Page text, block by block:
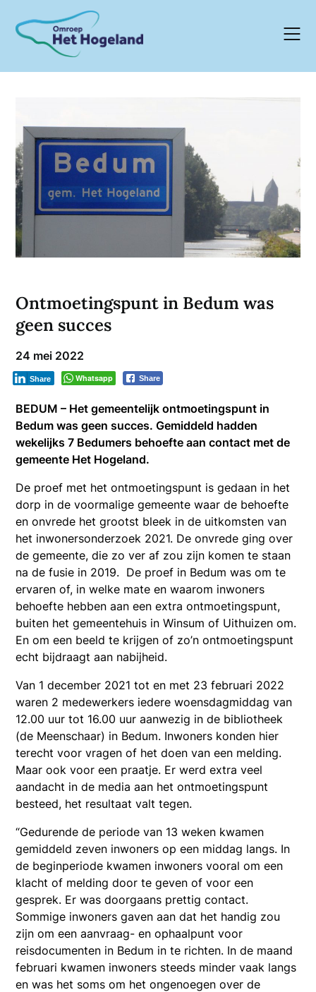
content
Ontmoetingspunt in Bedum was
geen succes
24 mei 2022
Whatsapp Share
Share
BEDUM – Het gemeentelijk ontmoetingspunt in
Bedum was geen succes. Gemiddeld hadden
wekelijks 7 Bedumers behoefte aan contact met de
gemeente Het Hogeland.
De proef met het ontmoetingspunt is gedaan in het
dorp in de voormalige gemeente waar de behoefte
en onvrede het grootst bleek in de uitkomsten van
het inwonersonderzoek 2021. De onvrede ging over
de gemeente, die zo ver af zou zijn komen te staan
na de fusie in 2019. De proef in Bedum was om te
ervaren of, in welke mate en waarom inwoners
behoefte hebben aan een extra ontmoetingspunt,
buiten het gemeentehuis in Winsum of Uithuizen om.
En om een beeld te krijgen of zo’n ontmoetingspunt
echt bijdraagt aan nabijheid.
Van 1 december 2021 tot en met 23 februari 2022
waren 2 medewerkers iedere woensdagmiddag van
12.00 uur tot 16.00 uur aanwezig in de bibliotheek
(de Meenschaar) in Bedum. Inwoners konden hier
terecht voor vragen of het doen van een melding.
Maar ook voor een praatje. Er werd extra veel
aandacht in de media aan het ontmoetingspunt
besteed, het resultaat valt tegen.
“Gedurende de periode van 13 weken kwamen
gemiddeld zeven inwoners op een middag langs. In
de beginperiode kwamen inwoners vooral om een
klacht of melding door te geven of voor een
gesprek. Er was doorgaans prettig contact.
Sommige inwoners gaven aan dat het handig zou
zijn om een aanvraag- en ophaalpunt voor
reisdocumenten in Bedum in te richten. In de maand
februari kwamen inwoners steeds minder vaak langs
en was het soms om het ongenoegen over de